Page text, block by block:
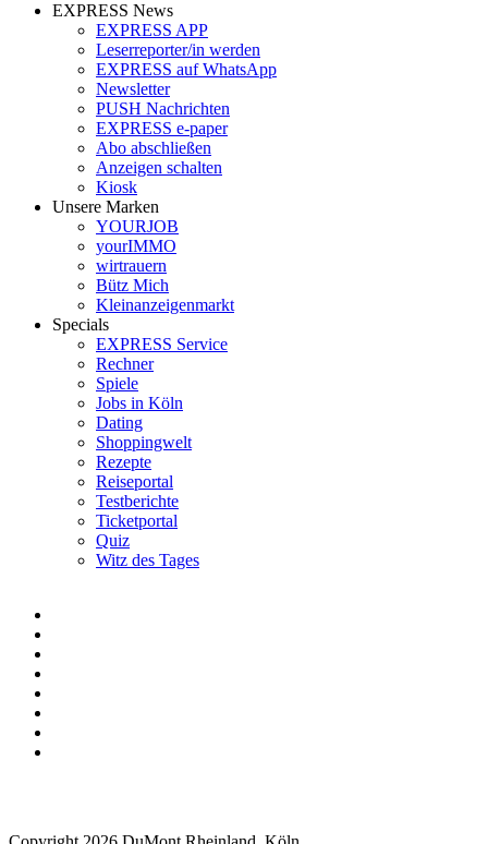
EXPRESS News
EXPRESS APP
Leserreporter/in werden
EXPRESS auf WhatsApp
Newsletter
PUSH Nachrichten
EXPRESS e-paper
Abo abschließen
Anzeigen schalten
Kiosk
Unsere Marken
YOURJOB
yourIMMO
wirtrauern
Bütz Mich
Kleinanzeigenmarkt
Specials
EXPRESS Service
Rechner
Spiele
Jobs in Köln
Dating
Shoppingwelt
Rezepte
Reiseportal
Testberichte
Ticketportal
Quiz
Witz des Tages